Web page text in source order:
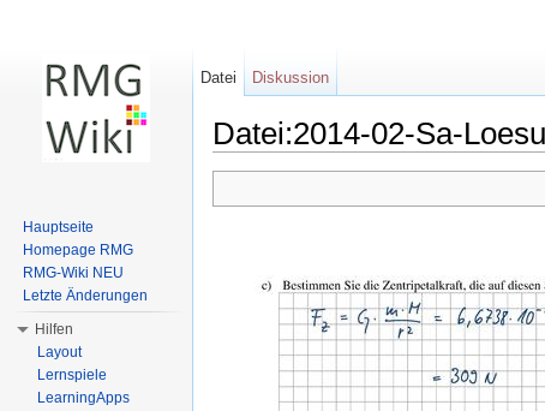
Datei:2014-02-Sa-
Datei Diskussion
Hauptseite
Homepage RMG
RMG-Wiki NEU
Letzte Änderungen
Hilfen
Layout
Lernspiele
LearningApps